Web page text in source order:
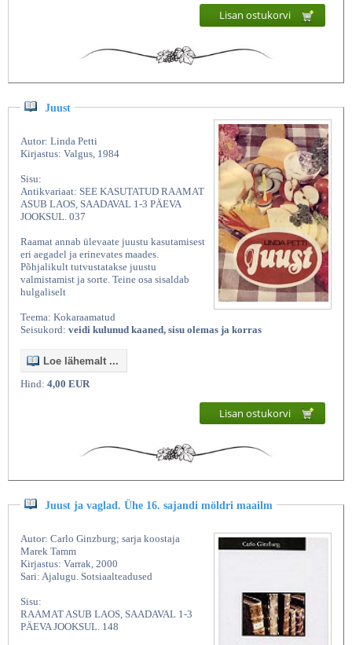
Kasutatud raamatud | VanaraamateeLisan ostukorvi
Juust
Autor: Linda Petti
Kirjastus: Valgus, 1984
Sisu:
Antikvariaat: SEE KASUTATUD RAAMAT
ASUB LAOS, SAADAVAL 1-3 PÄEVA
JOOKSUL. 037
Raamat annab ülevaate juustu kasutamisest
eri aegadel ja erinevates maades.
Põhjalikult tutvustatakse juustu
valmistamist ja sorte. Teine osa sisaldab
hulgaliselt
Teema: Kokaraamatud
Seisukord: veidi kulunud kaaned, sisu olemas ja korras
Loe lähemalt ...
Hind: 4,00 EUR
Lisan ostukorvi
Juust ja vaglad. Ühe 16. sajandi möldri maailm
Autor: Carlo Ginzburg; sarja koostaja
Marek Tamm
Kirjastus: Varrak, 2000
Sari: Ajalugu. Sotsiaalteadused
Sisu:
RAAMAT ASUB LAOS, SAADAVAL 1-3
PÄEVA JOOKSUL. 148